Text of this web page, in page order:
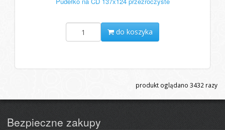
do koszyka
produkt oglądano 3432 razy
Bezpieczne zakupy